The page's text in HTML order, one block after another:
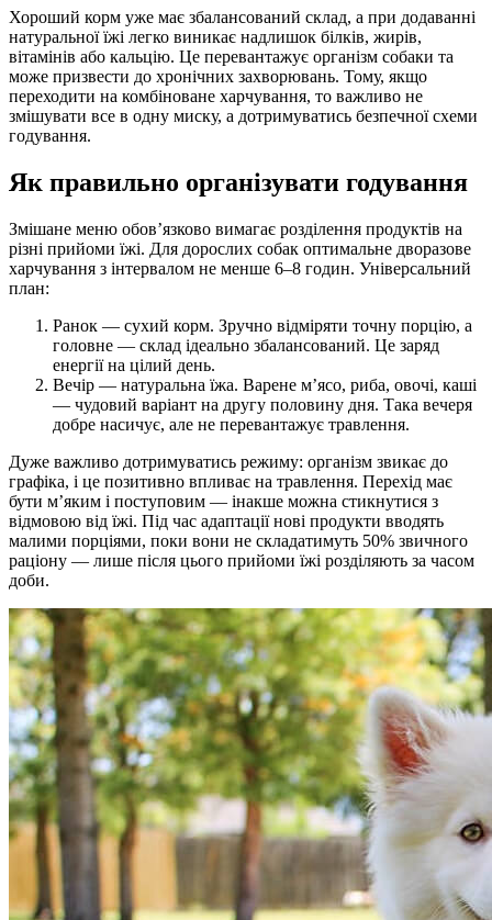
Хороший корм уже має збалансований склад, а при додаванні
натуральної їжі легко виникає надлишок білків, жирів,
вітамінів або кальцію. Це перевантажує організм собаки та
може призвести до хронічних захворювань. Тому, якщо
переходити на комбіноване харчування, то важливо не
змішувати все в одну миску, а дотримуватись безпечної схеми
годування.
Як правильно організувати годування
Змішане меню обов’язково вимагає розділення продуктів на
різні прийоми їжі. Для дорослих собак оптимальне дворазове
харчування з інтервалом не менше 6–8 годин. Універсальний
план:
Ранок — сухий корм. Зручно відміряти точну порцію, а
головне — склад ідеально збалансований. Це заряд
енергії на цілий день.
Вечір — натуральна їжа. Варене м’ясо, риба, овочі, каші
— чудовий варіант на другу половину дня. Така вечеря
добре насичує, але не перевантажує травлення.
Дуже важливо дотримуватись режиму: організм звикає до
графіка, і це позитивно впливає на травлення. Перехід має
бути м’яким і поступовим — інакше можна стикнутися з
відмовою від їжі. Під час адаптації нові продукти вводять
малими порціями, поки вони не складатимуть 50% звичного
раціону — лише після цього прийоми їжі розділяють за часом
доби.